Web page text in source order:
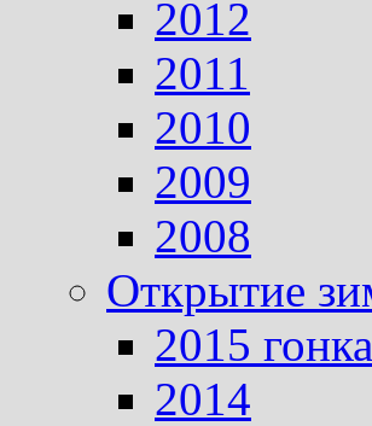
2012
2011
2010
2009
2008
Открытие
2015
2014